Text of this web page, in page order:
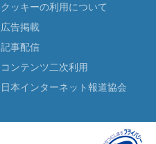
クッキーの利用について
広告掲載
記事配信
コンテンツ二次利用
日本インターネット報道協会